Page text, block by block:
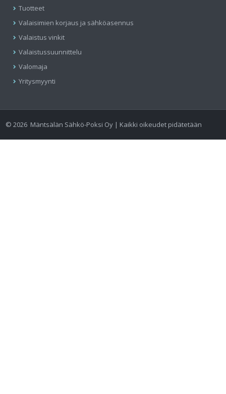
Tuotteet
Valaisimien korjaus ja sähköasennus
Valaistus vinkit
Valaistussuunnittelu
Valomaja
Yritysmyynti
©2026 Mäntsälän Sähkö-Poksi Oy | Kaikki oikeudet pidätetään